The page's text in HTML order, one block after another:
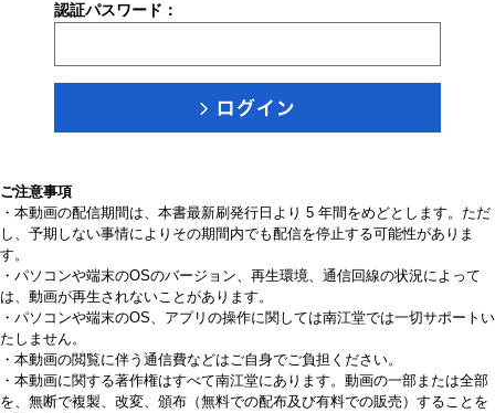
認証パスワード：
ご注意事項
・本動画の配信期間は、本書最新刷発行日より 5 年間をめどとします。ただ
し、予期しない事情によりその期間内でも配信を停止する可能性がありま
す。
・パソコンや端末のOSのバージョン、再生環境、通信回線の状況によって
は、動画が再生されないことがあります。
・パソコンや端末のOS、アプリの操作に関しては南江堂では一切サポートい
たしません。
・本動画の閲覧に伴う通信費などはご自身でご負担ください。
・本動画に関する著作権はすべて南江堂にあります。動画の一部または全部
を、無断で複製、改変、頒布（無料での配布及び有料での販売）することを